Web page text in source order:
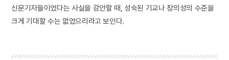
신문기자들이었다는 사실을 감안할 때, 성숙된 기교나 창의성의 수준을
크게 기대할 수는 없었으리라고 보인다.